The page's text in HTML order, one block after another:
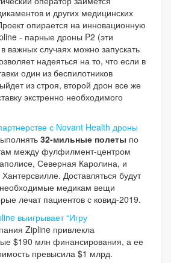
и других медицинских
опирается на инновационную
- парные дроны P2 (эти
важных случаях можно запускать
надеяться на то, что если в
один из беспилотников
из строя, второй дрон все же
экстренно необходимого
с Novant Health дроны
32-мильные полеты по
между фулфилмент-центром
Северная Каролина, и
Доставляться будут
медикам вещи
лечат пациентов с ковид-2019.
выигрывает “Игру
Zipline привлекла
$190 млн финансирования, а ее
превысила $1 млрд.